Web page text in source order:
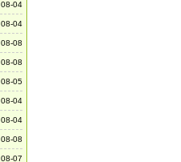
08-04
08-04
08-08
08-08
08-05
08-04
08-04
08-08
08-07